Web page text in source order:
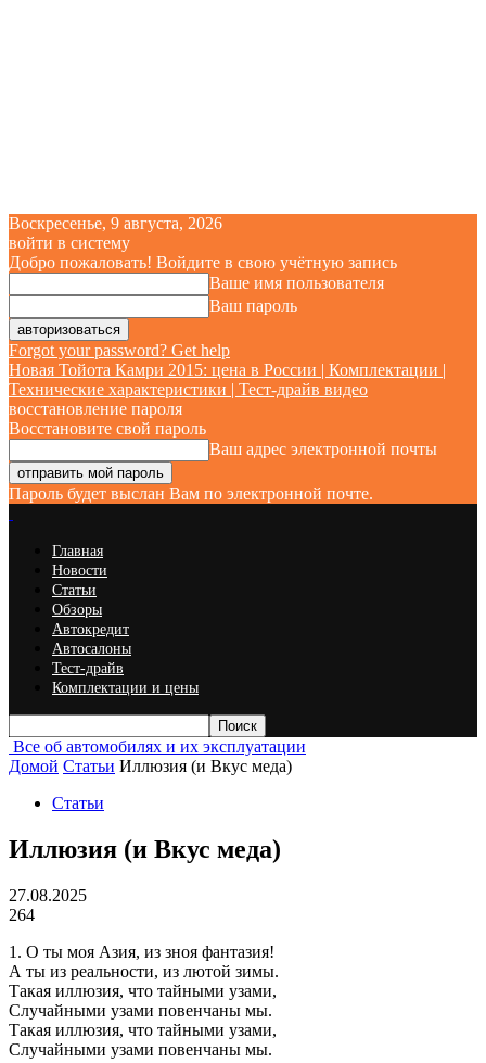
Воскресенье, 9 августа, 2026
войти в систему
Добро пожаловать! Войдите в свою учётную запись
Ваше имя пользователя
Ваш пароль
Forgot your password? Get help
Новая Тойота Камри 2015: цена в России | Комплектации |
Технические характеристики | Тест-драйв видео
восстановление пароля
Восстановите свой пароль
Ваш адрес электронной почты
Пароль будет выслан Вам по электронной почте.
Главная
Новости
Статьи
Обзоры
Автокредит
Автосалоны
Тест-драйв
Комплектации и цены
Все об автомобилях и их эксплуатации
Домой Статьи Иллюзия (и Вкус меда)
Статьи
Иллюзия (и Вкус меда)
27.08.2025
264
1. О ты моя Азия, из зноя фантазия!
А ты из реальности, из лютой зимы.
Такая иллюзия, что тайными узами,
Случайными узами повенчаны мы.
Такая иллюзия, что тайными узами,
Случайными узами повенчаны мы.